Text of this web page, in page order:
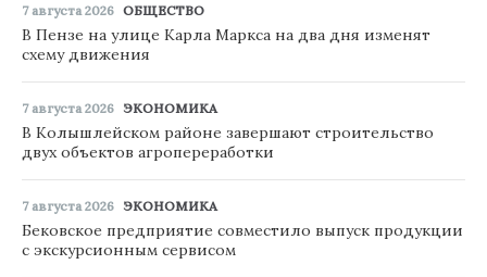
7 августа 2026 ОБЩЕСТВО
В Пензе на улице Карла Маркса на два дня изменят
схему движения
7 августа 2026 ЭКОНОМИКА
В Колышлейском районе завершают строительство
двух объектов агропереработки
7 августа 2026 ЭКОНОМИКА
Бековское предприятие совместило выпуск продукции
с экскурсионным сервисом